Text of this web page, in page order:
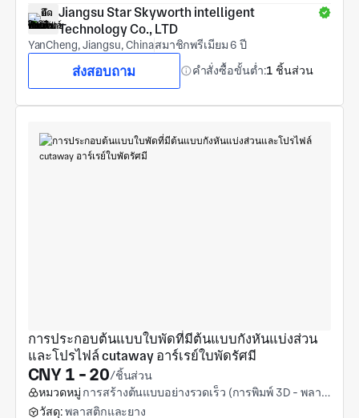
Jiangsu Star Skyworth intelligent
Technology Co., LTD
YanCheng, Jiangsu, Chinaสมาชิกพรีเมียม 6 ปี
ส่งสอบถาม คำสั่งซื้อขั้นต่ำ:1 ชิ้นส่วน
การประกอบต้นแบบใบพัดที่มีต้นแบบกังหันแบ่งส่วน
และโปรไฟล์ cutaway อาร์เรย์ใบพัดรัศมี
CNY 1 - 20/ชิ้นส่วน
หมวดหมู่ การสร้างต้นแบบอย่างรวดเร็ว (การพิมพ์ 3D - พลาสติก)
วัสดุ: พลาสติกและยาง